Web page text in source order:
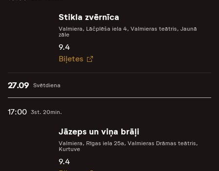
Stikla zvērnīca
Valmiera, Lāčplēša iela 4, Valmieras teātris, Jaunā
zāle
9.4
Biļetes
Svētdiena
27.09
17:00 3st. 20min.
Jāzeps un viņa brāļi
Valmiera, Rīgas iela 25a, Valmieras Drāmas teātris,
Kurtuve
9.4